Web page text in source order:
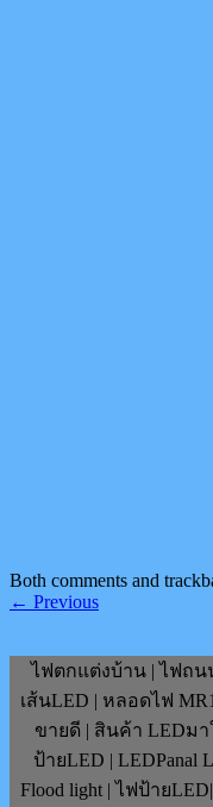
Both comments and
← Previous
ไฟตกแต่งบ้าน | ไฟถน
เส้นLED | หลอดไฟ
ขายดี | สินค้า LEDม
ป้ายLED | LEDPanal
Flood light | ไฟป้าย